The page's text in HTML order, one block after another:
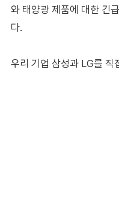
와 태양광 제품에 대한 긴
다.
우리 기업 삼성과 LG를 직